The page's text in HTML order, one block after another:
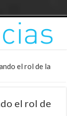
el rol de la
el rol de